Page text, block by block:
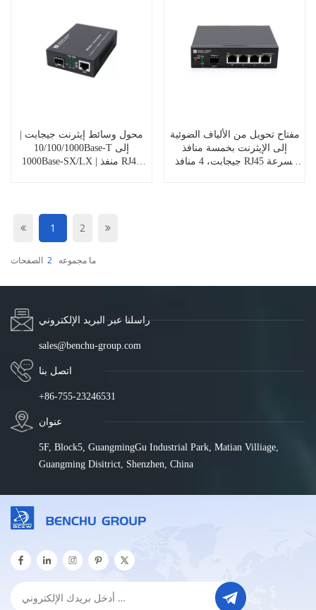
محول وسائط إيثرنت جيجابت |
10/100/1000Base-T إلى
1000Base-SX/LX | منفذ RJ45
مفتاح تحويل من الألياف الضوئية
إلى الإيثرنت بخمسة منافذ
جيجابت، 4 منافذ RJ45 بسرعة
1 2
ما مجموعه 2 الصفحات
راسلنا عبر البريد الإلكتروني
sales@benchu-group.com
اتصل بنا
+86-755-23246531
عنوان
5F, Block5, GuangmingGu Industrial Park, Matian Villiage,
Guangming Disitrict, Shenzhen, China